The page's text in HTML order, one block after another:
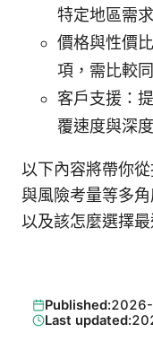
特定地區需
價格與性價
項，需比較
客戶支援：
覆速度與深
以下內容將帶你
與風險考量等多
以及該怎麼選擇最
Published:
Last updated: